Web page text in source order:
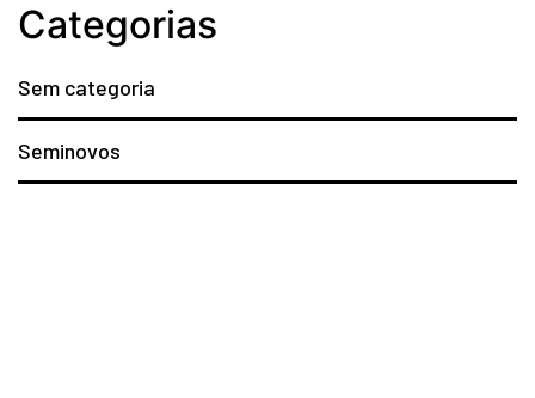
Categorias
Sem categoria
Seminovos